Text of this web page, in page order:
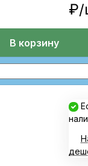
₽/
В корзину